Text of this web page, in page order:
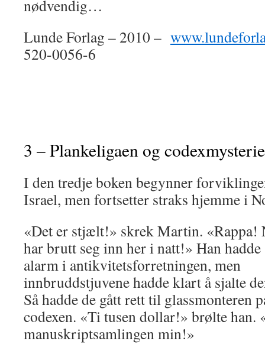
nødvendig…
Lunde Forlag – 2010 –
520-0056-6
3 – Plankeligaen og
I den tredje boken begynner
Israel, men fortsetter straks hjemme i
«Det er stjælt!» skrek Martin. «Rappa!
har brutt seg inn her i natt!» Han hadde
alarm i antikvitetsforretningen, men
innbruddstjuvene hadde klart å sjalte
Så hadde de gått rett til glassmonteren
codexen. «Ti tusen dollar!» brølte han.
manuskriptsamlingen min!»